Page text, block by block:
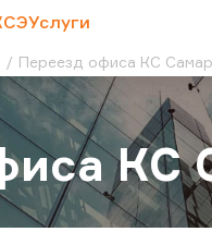
Услуги
Переезд офиса КС
КС